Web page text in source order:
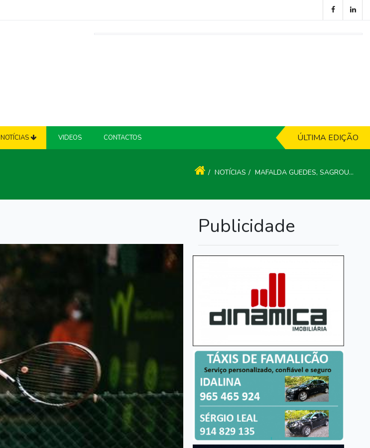
NOTÍCIAS
ÚLTIMA HORA
EXCLUSIVO O POVO FAMALICENSE
AMBIENTE
ACIDENTE
ELEIÇÕES AUTÁRQUICAS 2021
DIA INTERNACIONAL DA MULHER
VIDEOS CONTACTOS ÚLTIMA EDIÇÃO
NOTÍCIAS MAFALDA GUEDES, SAGROU-SE CAMPEÃ DO XXVI INTERNACIONAL JUNIOR DE LEIRIA
Publicidade